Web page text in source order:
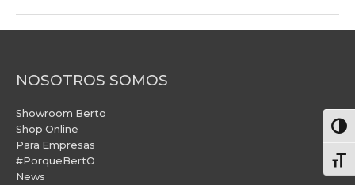
NOSOTROS SOMOS
Showroom Berto
Shop Online
Para Empresas
#PorqueBertO
News